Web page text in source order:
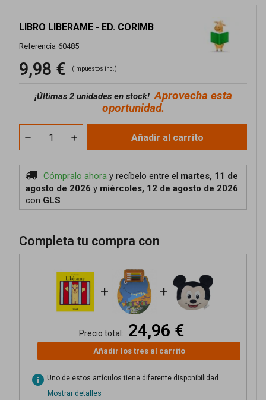
LIBRO LIBERAME - ED. CORIMB
Referencia 60485
9,98 € (impuestos inc.)
¡Últimas 2 unidades en stock!Aprovecha esta
oportunidad.
Añadir al carrito
Cómpralo ahora y recíbelo entre el martes, 11 de
agosto de 2026 y miércoles, 12 de agosto de 2026
con GLS
Completa tu compra con
+ +
Precio total: 24,96 €
Añadir los tres al carrito
info Uno de estos artículos tiene diferente disponibilidad
Mostrar detalles